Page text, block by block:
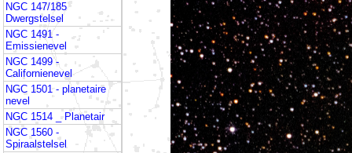
NGC 147/185
Dwergstelsel
NGC 1491 -
Emissienevel
NGC 1499 -
Californienevel
NGC 1501 - planetaire
nevel
NGC 1514 _ Planetair
NGC 1560 -
Spiraalstelsel